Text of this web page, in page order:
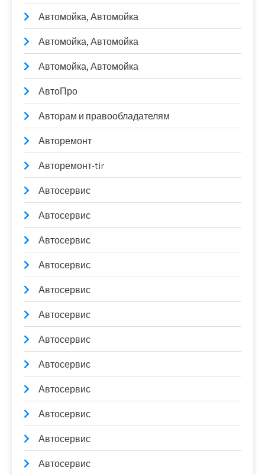
Автомойка, Автомойка
Автомойка, Автомойка
Автомойка, Автомойка
АвтоПро
Авторам и правообладателям
Авторемонт
Авторемонт-tir
Автосервис
Автосервис
Автосервис
Автосервис
Автосервис
Автосервис
Автосервис
Автосервис
Автосервис
Автосервис
Автосервис
Автосервис